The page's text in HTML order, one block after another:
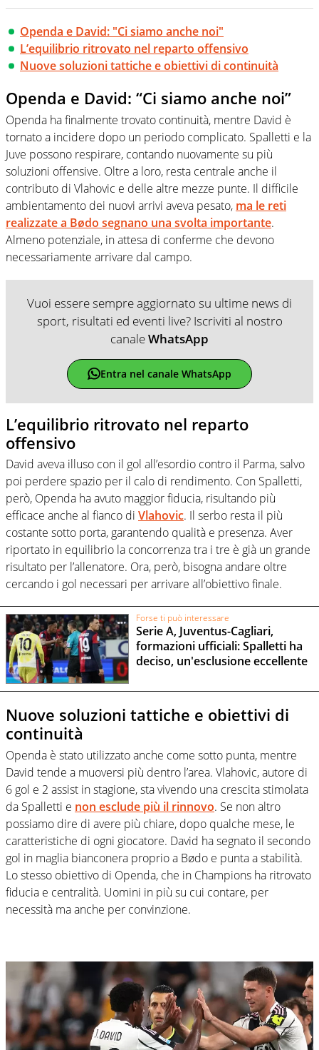
Openda e David: "Ci siamo anche noi"
L’equilibrio ritrovato nel reparto offensivo
Nuove soluzioni tattiche e obiettivi di continuità
Openda e David: “Ci siamo anche noi”
Openda ha finalmente trovato continuità, mentre David è
tornato a incidere dopo un periodo complicato. Spalletti e la
Juve possono respirare, contando nuovamente su più
soluzioni offensive. Oltre a loro, resta centrale anche il
contributo di Vlahovic e delle altre mezze punte. Il difficile
ambientamento dei nuovi arrivi aveva pesato, ma le reti
realizzate a Bødo segnano una svolta importante.
Almeno potenziale, in attesa di conferme che devono
necessariamente arrivare dal campo.
Vuoi essere sempre aggiornato su ultime news di
sport, risultati ed eventi live? Iscriviti al nostro
canaleWhatsApp
Entra nel canale WhatsApp
L’equilibrio ritrovato nel reparto
offensivo
David aveva illuso con il gol all’esordio contro il Parma, salvo
poi perdere spazio per il calo di rendimento. Con Spalletti,
però, Openda ha avuto maggior fiducia, risultando più
efficace anche al fianco di Vlahovic. Il serbo resta il più
costante sotto porta, garantendo qualità e presenza. Aver
riportato in equilibrio la concorrenza tra i tre è già un grande
risultato per l’allenatore. Ora, però, bisogna andare oltre
cercando i gol necessari per arrivare all’obiettivo finale.
Forse ti può interessare
Serie A, Juventus-Cagliari,
formazioni ufficiali: Spalletti ha
deciso, un'esclusione eccellente
Nuove soluzioni tattiche e obiettivi di
continuità
Openda è stato utilizzato anche come sotto punta, mentre
David tende a muoversi più dentro l’area. Vlahovic, autore di
6 gol e 2 assist in stagione, sta vivendo una crescita stimolata
da Spalletti e non esclude più il rinnovo. Se non altro
possiamo dire di avere più chiare, dopo qualche mese, le
caratteristiche di ogni giocatore. David ha segnato il secondo
gol in maglia bianconera proprio a Bødo e punta a stabilità.
Lo stesso obiettivo di Openda, che in Champions ha ritrovato
fiducia e centralità. Uomini in più su cui contare, per
necessità ma anche per convinzione.